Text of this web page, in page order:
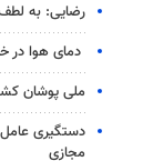
رضایی: به
دمای هوا در خراسان
ملی پوشان
دستگیری عامل
مجازی